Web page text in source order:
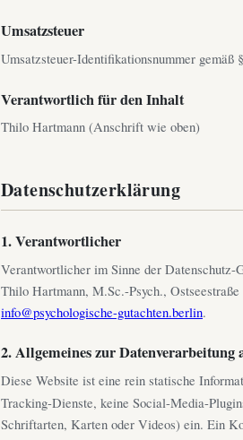
Umsatzsteuer
Umsatzsteuer-Identifikationsnummer gemäß
Verantwortlich für den Inhalt
Thilo Hartmann (Anschrift wie oben)
Datenschutzerklärung
1. Verantwortlicher
Verantwortlicher im Sinne der Datenschutz-
Thilo Hartmann, M.Sc.-Psych.,
info@psychologische-gutachten.berlin.
2. Allgemeines zur Datenverarbeitung
Diese Website ist eine rein statische
Tracking-Dienste, keine Social-Media-
Schriftarten, Karten oder Videos) ein. Ein